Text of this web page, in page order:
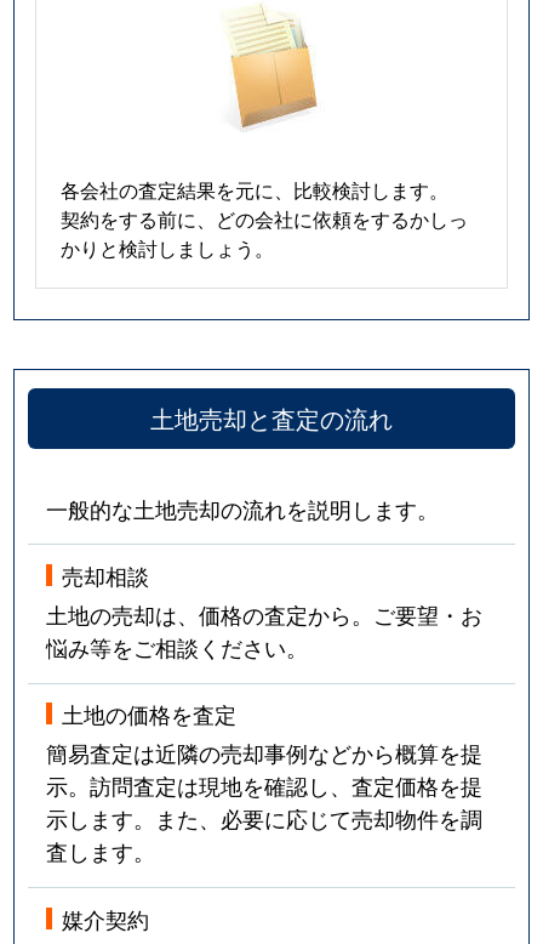
各会社の査定結果を元に、比較検討します。
契約をする前に、どの会社に依頼をするかしっ
かりと検討しましょう。
土地売却と査定の流れ
一般的な土地売却の流れを説明します。
売却相談
土地の売却は、価格の査定から。ご要望・お
悩み等をご相談ください。
土地の価格を査定
簡易査定は近隣の売却事例などから概算を提
示。訪問査定は現地を確認し、査定価格を提
示します。また、必要に応じて売却物件を調
査します。
媒介契約